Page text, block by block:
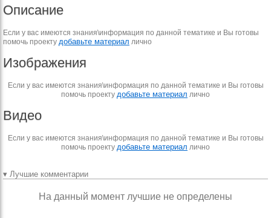
Описание
Если у вас имеются знания\информация по данной тематике и Вы готовы
помочь проекту добавьте материал лично
Изображения
Если у вас имеются знания\информация по данной тематике и Вы готовы
помочь проекту добавьте материал лично
Видео
Если у вас имеются знания\информация по данной тематике и Вы готовы
помочь проекту добавьте материал лично
▾ Лучшие комментарии
На данный момент лучшие не определены